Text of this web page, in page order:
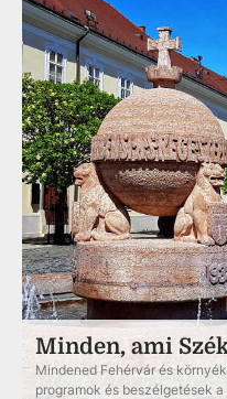
Minden, ami
Mindened Fehérvár és
programok és beszélgetések